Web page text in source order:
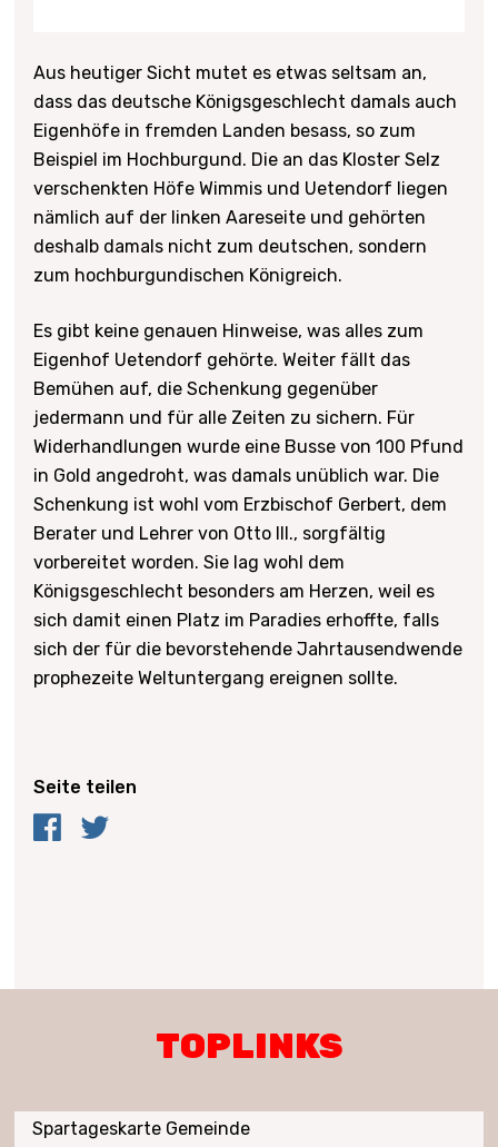
Aus heutiger Sicht mutet es etwas seltsam an,
dass das deutsche Königsgeschlecht damals auch
Eigenhöfe in fremden Landen besass, so zum
Beispiel im Hochburgund. Die an das Kloster Selz
verschenkten Höfe Wimmis und Uetendorf liegen
nämlich auf der linken Aareseite und gehörten
deshalb damals nicht zum deutschen, sondern
zum hochburgundischen Königreich.
Es gibt keine genauen Hinweise, was alles zum
Eigenhof Uetendorf gehörte. Weiter fällt das
Bemühen auf, die Schenkung gegenüber
jedermann und für alle Zeiten zu sichern. Für
Widerhandlungen wurde eine Busse von 100 Pfund
in Gold angedroht, was damals unüblich war. Die
Schenkung ist wohl vom Erzbischof Gerbert, dem
Berater und Lehrer von Otto III., sorgfältig
vorbereitet worden. Sie lag wohl dem
Königsgeschlecht besonders am Herzen, weil es
sich damit einen Platz im Paradies erhoffte, falls
sich der für die bevorstehende Jahrtausendwende
prophezeite Weltuntergang ereignen sollte.
Seite teilen
Facebook
Twitter
TOPLINKS
Spartageskarte Gemeinde